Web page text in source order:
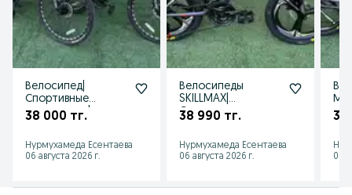
Велосипед|
Спортивные
велосипеды|
Red
38 000 тг.
Нурмухамеда Есентаева
06 августа 2026 г.
Велосипеды
SKILLMAX|
Спортивные
38 990 тг.
Нурмухамеда Есентаева
06 августа 2026 г.
38
06